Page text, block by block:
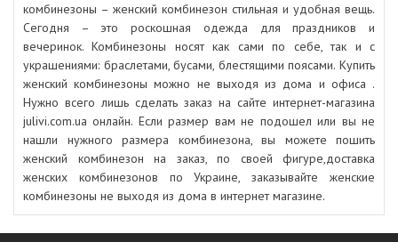
комбинезоны – женский комбинезон стильная и удобная вещь.
Сегодня – это роскошная одежда для праздников и
вечеринок. Комбинезоны носят как сами по себе, так и с
украшениями: браслетами, бусами, блестящими поясами. Купить
женский комбинезоны можно не выходя из дома и офиса .
Нужно всего лишь сделать заказ на сайте интернет-магазина
julivi.com.ua онлайн. Если размер вам не подошел или вы не
нашли нужного размера комбинезона, вы можете пошить
женский комбинезон на заказ, по своей фигуре,доставка
женских комбинезонов по Украине, заказывайте женские
комбинезоны не выходя из дома в интернет магазине.